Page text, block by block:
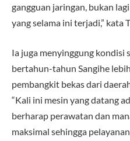
gangguan jaringan, bukan
yang selama ini terjadi,” kata
Ia juga menyinggung kondisi
bertahun-tahun Sangihe
pembangkit bekas dari
“Kali ini mesin yang datang
berharap perawatan dan
maksimal sehingga